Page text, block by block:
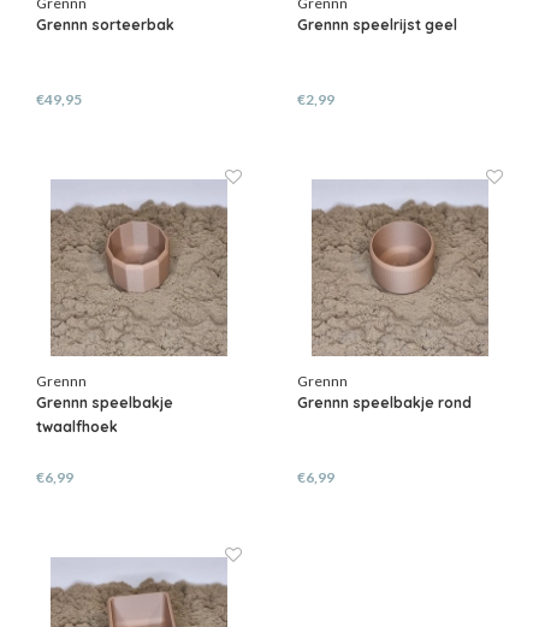
Grennn sorteerbak
€49,95
Grennn speelrijst geel
€2,99
Grennn
Grennn speelbakje
twaalfhoek
€6,99
Grennn
Grennn speelbakje rond
€6,99